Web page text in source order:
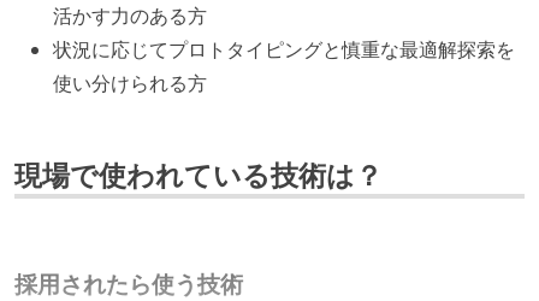
活かす力のある方
状況に応じてプロトタイピングと慎重な最適解探索を
使い分けられる方
現場で使われている技術は？
採用されたら使う技術